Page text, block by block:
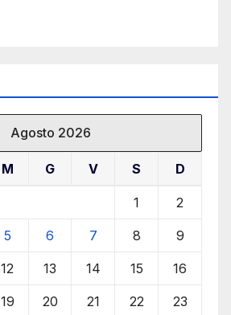
Agosto 2026
M G V S D
1 2
5 6 7 8 9
12 13 14 15 16
19 20 21 22 23